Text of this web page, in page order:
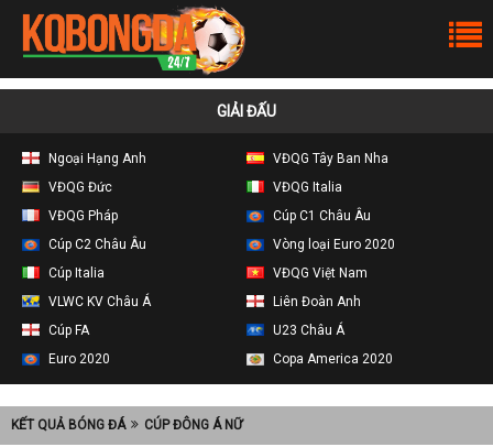
GIẢI ĐẤU
Ngoại Hạng Anh
VĐQG Tây Ban Nha
VĐQG Đức
VĐQG Italia
VĐQG Pháp
Cúp C1 Châu Âu
Cúp C2 Châu Âu
Vòng loại Euro 2020
Cúp Italia
VĐQG Việt Nam
VLWC KV Châu Á
Liên Đoàn Anh
Cúp FA
U23 Châu Á
Euro 2020
Copa America 2020
KẾT QUẢ BÓNG ĐÁ CÚP ĐÔNG Á NỮ